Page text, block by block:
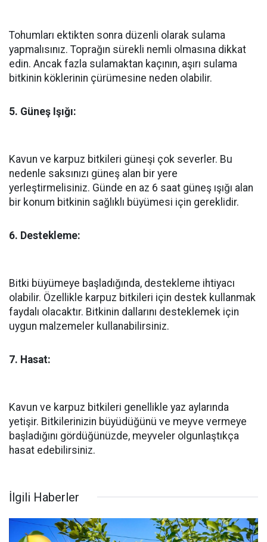
Tohumları ektikten sonra düzenli olarak sulama
yapmalısınız. Toprağın sürekli nemli olmasına dikkat
edin. Ancak fazla sulamaktan kaçının, aşırı sulama
bitkinin köklerinin çürümesine neden olabilir.
5. Güneş Işığı:
Kavun ve karpuz bitkileri güneşi çok severler. Bu
nedenle saksınızı güneş alan bir yere
yerleştirmelisiniz. Günde en az 6 saat güneş ışığı alan
bir konum bitkinin sağlıklı büyümesi için gereklidir.
6. Destekleme:
Bitki büyümeye başladığında, destekleme ihtiyacı
olabilir. Özellikle karpuz bitkileri için destek kullanmak
faydalı olacaktır. Bitkinin dallarını desteklemek için
uygun malzemeler kullanabilirsiniz.
7. Hasat:
Kavun ve karpuz bitkileri genellikle yaz aylarında
yetişir. Bitkilerinizin büyüdüğünü ve meyve vermeye
başladığını gördüğünüzde, meyveler olgunlaştıkça
hasat edebilirsiniz.
İlgili Haberler